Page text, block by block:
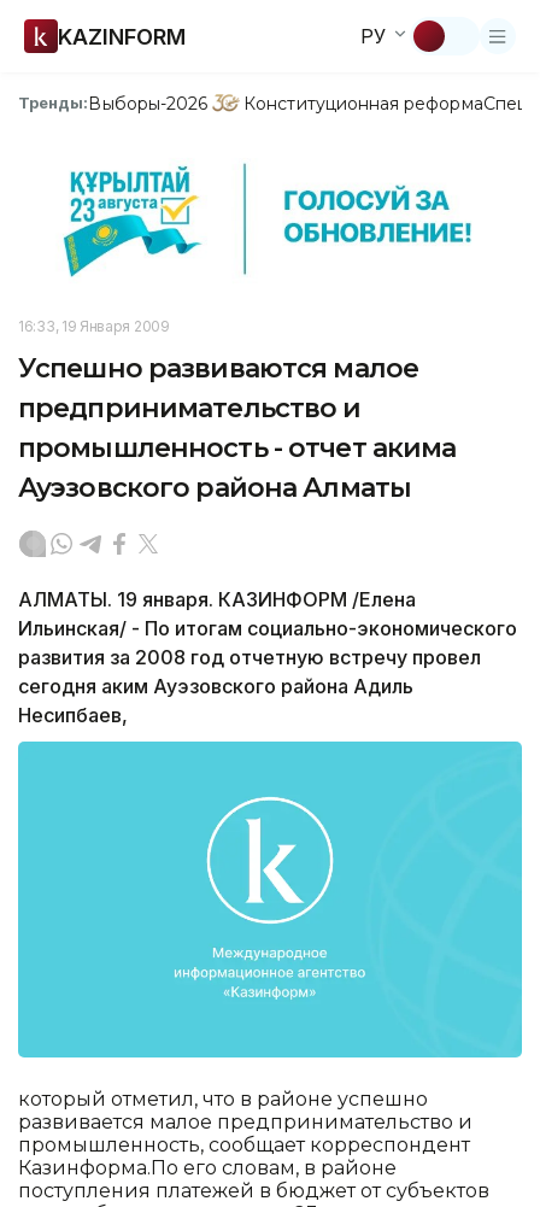
KAZINFORM РУ
Тренды:Выборы-2026 Конституционная реформа
16:33, 19 Января 2009
Успешно развиваются малое
предпринимательство и
промышленность - отчет акима
Ауэзовского района Алматы
АЛМАТЫ. 19 января. КАЗИНФОРМ /Елена
Ильинская/ - По итогам социально-экономического
развития за 2008 год отчетную встречу провел
сегодня аким Ауэзовского района Адиль
Несипбаев,
который отметил, что в районе успешно
развивается малое предпринимательство и
промышленность, сообщает корреспондент
Казинформа.По его словам, в районе
поступления платежей в бюджет от субъектов